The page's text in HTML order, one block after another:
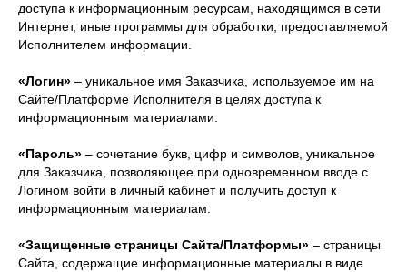
доступа к информационным ресурсам, находящимся в сети
Интернет, иные программы для обработки, предоставляемой
Исполнителем информации.
«Логин» – уникальное имя Заказчика, используемое им на
Сайте/Платформе Исполнителя в целях доступа к
информационным материалами.
«Пароль» – сочетание букв, цифр и символов, уникальное
для Заказчика, позволяющее при одновременном вводе с
Логином войти в личный кабинет и получить доступ к
информационным материалам.
«Защищенные страницы Сайта/Платформы» – страницы
Сайта, содержащие информационные материалы в виде